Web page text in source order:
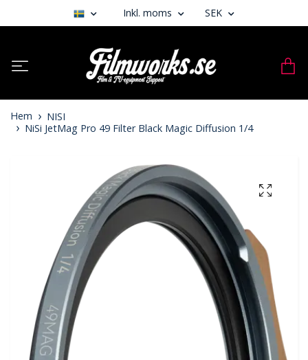
Inkl. moms SEK
Hem
NISI
NiSi JetMag Pro 49 Filter Black Magic Diffusion 1/4